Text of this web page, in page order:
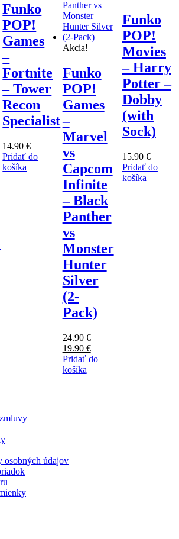
Funko
POP!
Games
–
Fortnite
– Tower
Recon
Specialist
14.90€
Pridať do
košíka
Akcia!
Funko
POP!
Games
–
Marvel
vs
Capcom
Infinite
– Black
Panther
vs
Monster
Hunter
Silver
(2-
Pack)
24.90€
Pôvodná
cena
bola:
19.90 €Aktuálna
cena
Pridať do
košíka
Funko
POP!
Movies
– Harry
Potter –
Dobby
(with
Sock)
15.90 €
Pridať do
košíka
osobných údajov